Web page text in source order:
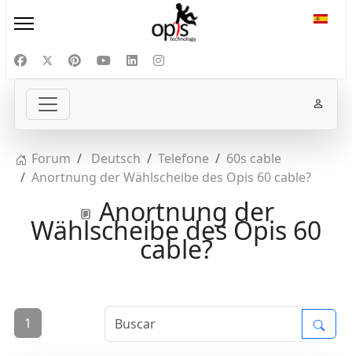
Forum Deutsch Telefone
60s cable
Anortnung der Wählscheibe des Opis 60 cable?
Anortnung der
Wählscheibe des Opis 60
cable?
1